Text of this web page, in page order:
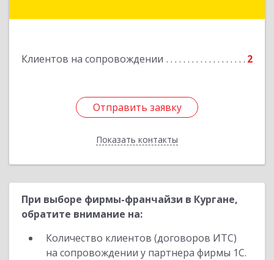
Клиентов на сопровождении 2
Отправить заявку
Показать контакты
Отправить заявку
Назад
При выборе фирмы-франчайзи в Кургане,
обратите внимание на:
Количество клиентов (договоров ИТС)
на сопровождении у партнера фирмы 1С.